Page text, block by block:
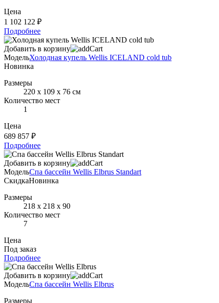
Цена
1 102 122 ₽
Подробнее
Добавить в корзину
МодельХолодная купель Wellis ICELAND cold tub
Новинка
Размеры
220 х 109 х 76 см
Количество мест
1
Цена
689 857 ₽
Подробнее
Добавить в корзину
МодельСпа бассейн Wellis Elbrus Standart
СкидкаНовинка
Размеры
218 х 218 х 90
Количество мест
7
Цена
Под заказ
Подробнее
Добавить в корзину
МодельСпа бассейн Wellis Elbrus
Размеры